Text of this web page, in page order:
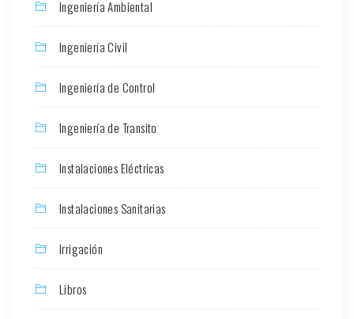
Ingeniería Ambiental
Ingeniería Civil
Ingeniería de Control
Ingeniería de Transito
Instalaciones Eléctricas
Instalaciones Sanitarias
Irrigación
Libros